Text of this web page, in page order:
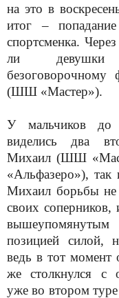
на это в
итог –
спортсменка.
ли девушки
(ШШ «Мастер»).
У мальчиков до
виделись два
Михаил (ШШ
«Альфазеро»), так
Михаил борьбы не
своих соперников,
вышеупомянутым
позицией силой,
ведь в тот момент
же столкнулся с
уже во втором